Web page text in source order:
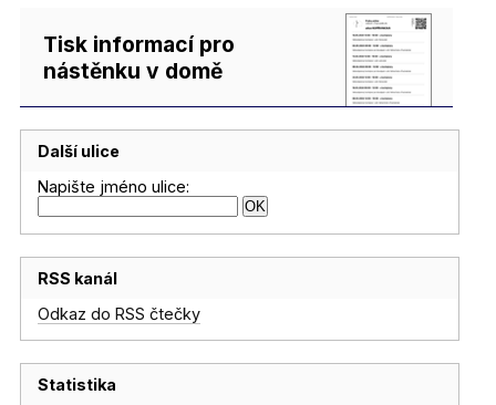
Tisk informací pro
nástěnku v domě
Další ulice
Napište jméno ulice:
RSS kanál
Odkaz do RSS čtečky
Statistika